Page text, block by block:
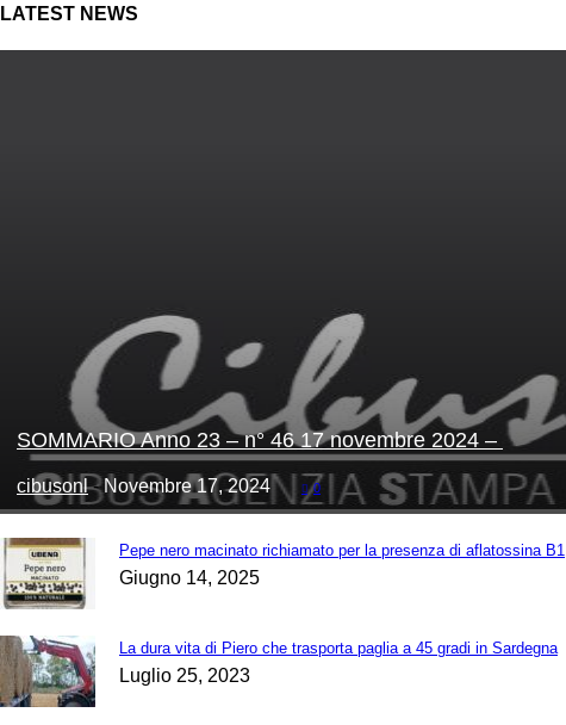
LATEST NEWS
SOMMARIO Anno 23 – n° 46 17 novembre 2024 –
cibusonl - Novembre 17, 2024 0
Pepe nero macinato richiamato per la presenza di aflatossina B1
Giugno 14, 2025
La dura vita di Piero che trasporta paglia a 45 gradi in Sardegna
Luglio 25, 2023